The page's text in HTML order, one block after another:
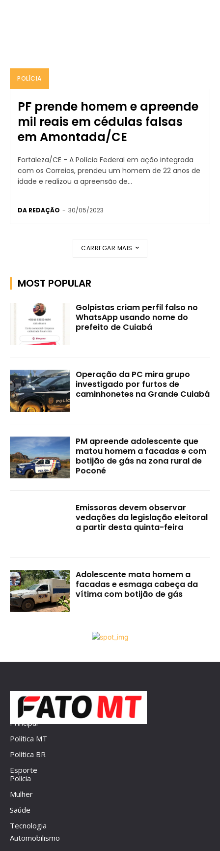
POLÍCIA
PF prende homem e apreende
mil reais em cédulas falsas
em Amontada/CE
Fortaleza/CE - A Polícia Federal em ação integrada
com os Correios, prendeu um homem de 22 anos de
idade e realizou a apreensão de...
DA REDAÇÃO - 30/05/2023
CARREGAR MAIS
MOST POPULAR
Golpistas criam perfil falso no
WhatsApp usando nome do
prefeito de Cuiabá
Operação da PC mira grupo
investigado por furtos de
caminhonetes na Grande Cuiabá
PM apreende adolescente que
matou homem a facadas e com
botijão de gás na zona rural de
Poconé
Emissoras devem observar
vedações da legislação eleitoral
a partir desta quinta-feira
Adolescente mata homem a
facadas e esmaga cabeça da
vítima com botijão de gás
Principal
Política MT
Política BR
Esporte
Polícia
Mulher
Saúde
Tecnologia
Automobilismo